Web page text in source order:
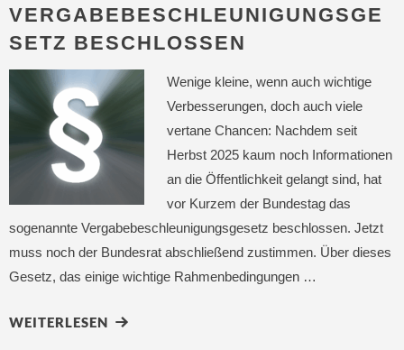
VERGABEBESCHLEUNIGUNGSGE
SETZ BESCHLOSSEN
Wenige kleine, wenn auch wichtige
Verbesserungen, doch auch viele
vertane Chancen: Nachdem seit
Herbst 2025 kaum noch Informationen
an die Öffentlichkeit gelangt sind, hat
vor Kurzem der Bundestag das
sogenannte Vergabebeschleunigungsgesetz beschlossen. Jetzt
muss noch der Bundesrat abschließend zustimmen. Über dieses
Gesetz, das einige wichtige Rahmenbedingungen …
WEITERLESEN